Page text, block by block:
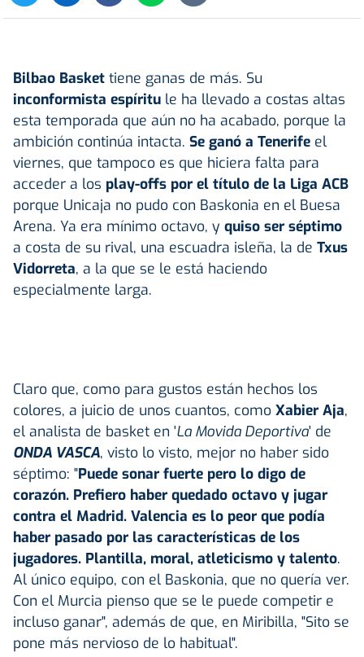
Bilbao Basket tiene ganas de más. Su
inconformista espíritu le ha llevado a costas altas
esta temporada que aún no ha acabado, porque la
ambición continúa intacta. Se ganó a Tenerife el
viernes, que tampoco es que hiciera falta para
acceder a los play-offs por el título de la Liga ACB
porque Unicaja no pudo con Baskonia en el Buesa
Arena. Ya era mínimo octavo, y quiso ser séptimo
a costa de su rival, una escuadra isleña, la de Txus
Vidorreta, a la que se le está haciendo
especialmente larga.
Claro que, como para gustos están hechos los
colores, a juicio de unos cuantos, como Xabier Aja,
el analista de basket en 'La Movida Deportiva' de
ONDA VASCA, visto lo visto, mejor no haber sido
séptimo: "Puede sonar fuerte pero lo digo de
corazón. Prefiero haber quedado octavo y jugar
contra el Madrid. Valencia es lo peor que podía
haber pasado por las características de los
jugadores. Plantilla, moral, atleticismo y talento.
Al único equipo, con el Baskonia, que no quería ver.
Con el Murcia pienso que se le puede competir e
incluso ganar", además de que, en Miribilla, "Sito se
pone más nervioso de lo habitual".